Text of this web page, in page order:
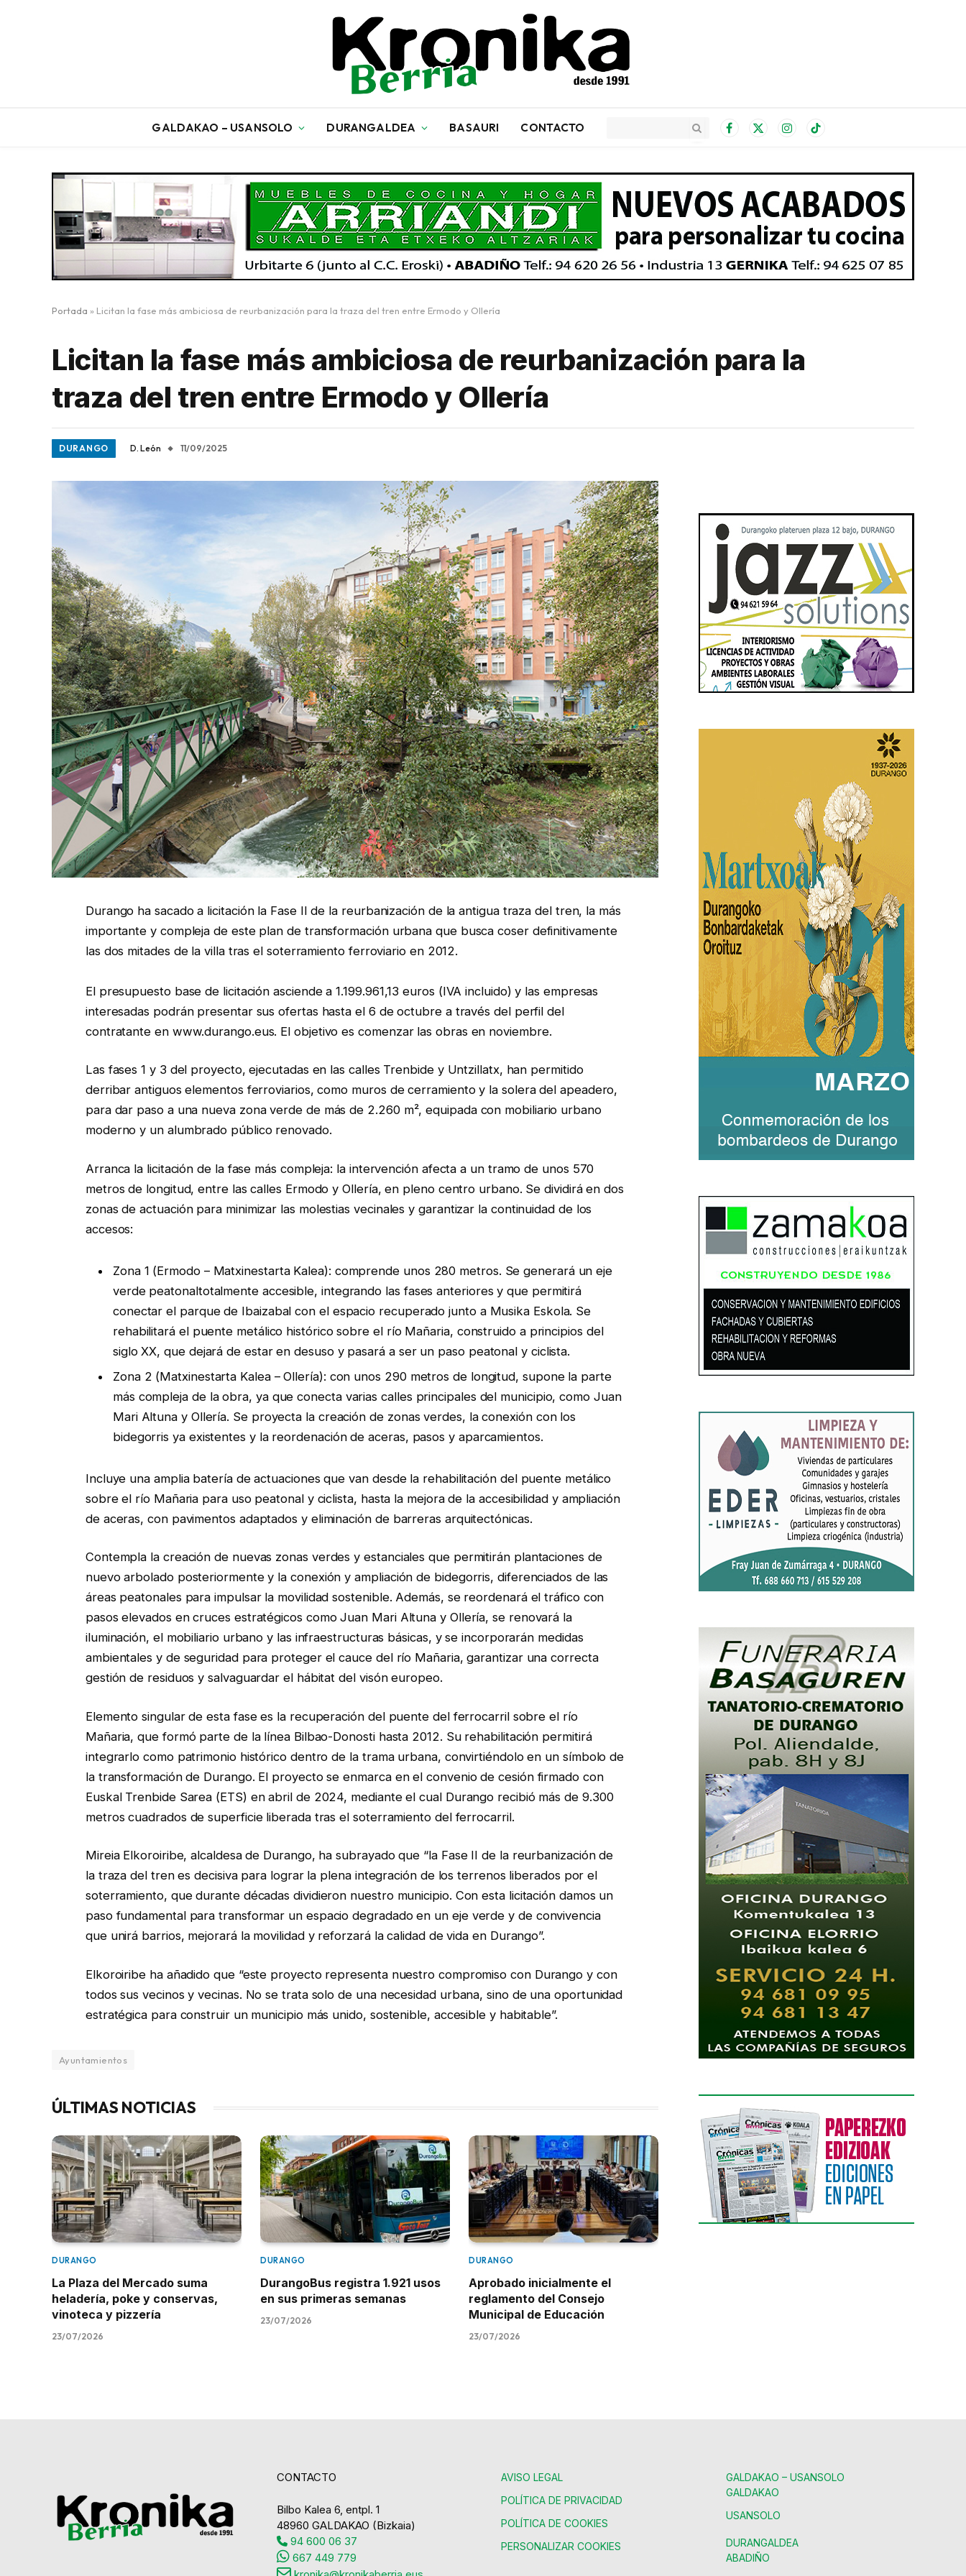
GALDAKAO – USANSOLO DURANGALDEA BASAURI CONTACTO Facebook
X
InstagramTikTok
Portada » Licitan la fase más ambiciosa de reurbanización para la traza del tren entre Ermodo y Ollería
Licitan la fase más ambiciosa de reurbanización para la
traza del tren entre Ermodo y Ollería
DURANGO D. León 11/09/2025
Durango ha sacado a licitación la Fase II de la reurbanización de la antigua traza del tren, la más
importante y compleja de este plan de transformación urbana que busca coser definitivamente
las dos mitades de la villa tras el soterramiento ferroviario en 2012.
El presupuesto base de licitación asciende a 1.199.961,13 euros (IVA incluido) y las empresas
interesadas podrán presentar sus ofertas hasta el 6 de octubre a través del perfil del
contratante en www.durango.eus. El objetivo es comenzar las obras en noviembre.
Las fases 1 y 3 del proyecto, ejecutadas en las calles Trenbide y Untzillatx, han permitido
derribar antiguos elementos ferroviarios, como muros de cerramiento y la solera del apeadero,
para dar paso a una nueva zona verde de más de 2.260 m², equipada con mobiliario urbano
moderno y un alumbrado público renovado.
Arranca la licitación de la fase más compleja: la intervención afecta a un tramo de unos 570
metros de longitud, entre las calles Ermodo y Ollería, en pleno centro urbano. Se dividirá en dos
zonas de actuación para minimizar las molestias vecinales y garantizar la continuidad de los
accesos:
Zona 1 (Ermodo – Matxinestarta Kalea): comprende unos 280 metros. Se generará un eje
verde peatonaltotalmente accesible, integrando las fases anteriores y que permitirá
conectar el parque de Ibaizabal con el espacio recuperado junto a Musika Eskola. Se
rehabilitará el puente metálico histórico sobre el río Mañaria, construido a principios del
siglo XX, que dejará de estar en desuso y pasará a ser un paso peatonal y ciclista.
Zona 2 (Matxinestarta Kalea – Ollería): con unos 290 metros de longitud, supone la parte
más compleja de la obra, ya que conecta varias calles principales del municipio, como Juan
Mari Altuna y Ollería. Se proyecta la creación de zonas verdes, la conexión con los
bidegorris ya existentes y la reordenación de aceras, pasos y aparcamientos.
Incluye una amplia batería de actuaciones que van desde la rehabilitación del puente metálico
sobre el río Mañaria para uso peatonal y ciclista, hasta la mejora de la accesibilidad y ampliación
de aceras, con pavimentos adaptados y eliminación de barreras arquitectónicas.
Contempla la creación de nuevas zonas verdes y estanciales que permitirán plantaciones de
nuevo arbolado posteriormente y la conexión y ampliación de bidegorris, diferenciados de las
áreas peatonales para impulsar la movilidad sostenible. Además, se reordenará el tráfico con
pasos elevados en cruces estratégicos como Juan Mari Altuna y Ollería, se renovará la
iluminación, el mobiliario urbano y las infraestructuras básicas, y se incorporarán medidas
ambientales y de seguridad para proteger el cauce del río Mañaria, garantizar una correcta
gestión de residuos y salvaguardar el hábitat del visón europeo.
Elemento singular de esta fase es la recuperación del puente del ferrocarril sobre el río
Mañaria, que formó parte de la línea Bilbao-Donosti hasta 2012. Su rehabilitación permitirá
integrarlo como patrimonio histórico dentro de la trama urbana, convirtiéndolo en un símbolo de
la transformación de Durango. El proyecto se enmarca en el convenio de cesión firmado con
Euskal Trenbide Sarea (ETS) en abril de 2024, mediante el cual Durango recibió más de 9.300
metros cuadrados de superficie liberada tras el soterramiento del ferrocarril.
Mireia Elkoroiribe, alcaldesa de Durango, ha subrayado que “la Fase II de la reurbanización de
la traza del tren es decisiva para lograr la plena integración de los terrenos liberados por el
soterramiento, que durante décadas dividieron nuestro municipio. Con esta licitación damos un
paso fundamental para transformar un espacio degradado en un eje verde y de convivencia
que unirá barrios, mejorará la movilidad y reforzará la calidad de vida en Durango”.
Elkoroiribe ha añadido que “este proyecto representa nuestro compromiso con Durango y con
todos sus vecinos y vecinas. No se trata solo de una necesidad urbana, sino de una oportunidad
estratégica para construir un municipio más unido, sostenible, accesible y habitable”.
Ayuntamientos
ÚLTIMAS NOTICIAS
DURANGO
La Plaza del Mercado suma
heladería, poke y conservas,
vinoteca y pizzería
23/07/2026
DURANGO
DurangoBus registra 1.921 usos
en sus primeras semanas
23/07/2026
DURANGO
Aprobado inicialmente el
reglamento del Consejo
Municipal de Educación
23/07/2026
CONTACTO
Bilbo Kalea 6, entpl. 1
48960 GALDAKAO (Bizkaia)
94 600 06 37
667 449 779
AVISO LEGAL
POLÍTICA DE PRIVACIDAD
POLÍTICA DE COOKIES
PERSONALIZAR COOKIES
GALDAKAO – USANSOLO
GALDAKAO
USANSOLO
DURANGALDEA
ABADIÑO